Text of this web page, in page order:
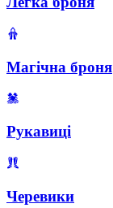
Магічна броня
Рукавиці
Черевики